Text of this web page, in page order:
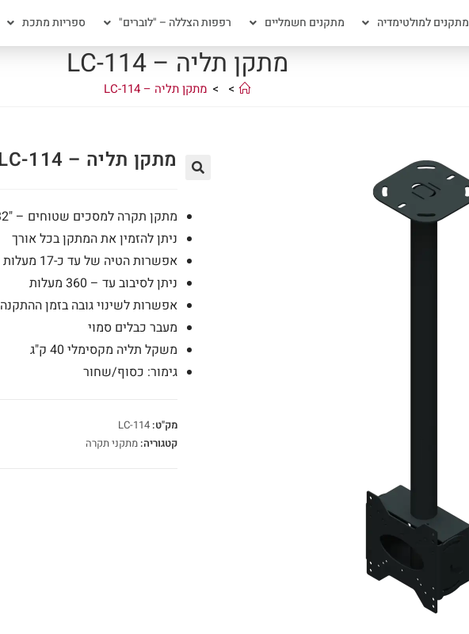
מתקנים למולטימדיה מתקנים חשמליים רפפות הצללה – "לוברים" ספריות מתכת
מתקן תליה – LC-114
>
> מתקן תליה – LC-114
מתקן תליה – LC-114
מתקן תקרה למסכים שטוחים – "32 עד "55
ניתן להזמין את המתקן בכל אורך
אפשרות הטיה של עד כ-17 מעלות
ניתן לסיבוב עד – 360 מעלות
אפשרות לשינוי גובה בזמן ההתקנה
מעבר כבלים סמוי
משקל תליה מקסימלי 40 ק"ג
גימור: כסוף/שחור
מק"ט: LC-114
קטגוריה: מתקני תקרה